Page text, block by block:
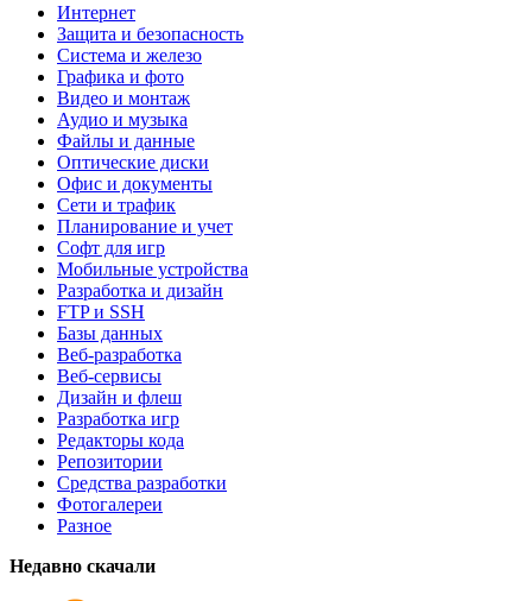
Интернет
Защита и безопасность
Система и железо
Графика и фото
Видео и монтаж
Аудио и музыка
Файлы и данные
Оптические диски
Офис и документы
Сети и трафик
Планирование и учет
Софт для игр
Мобильные устройства
Разработка и дизайн
FTP и SSH
Базы данных
Веб-разработка
Веб-сервисы
Дизайн и флеш
Разработка игр
Редакторы кода
Репозитории
Средства разработки
Фотогалереи
Разное
Недавно скачали